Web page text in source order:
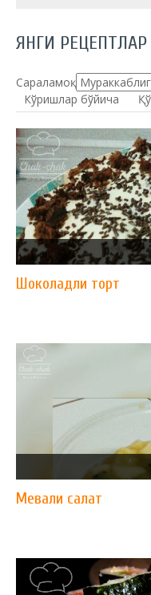
ЯНГИ РЕЦЕПТЛАР
Сараламоқ:
Кўришлар бўйича
Шоколадли торт
Мевали салат